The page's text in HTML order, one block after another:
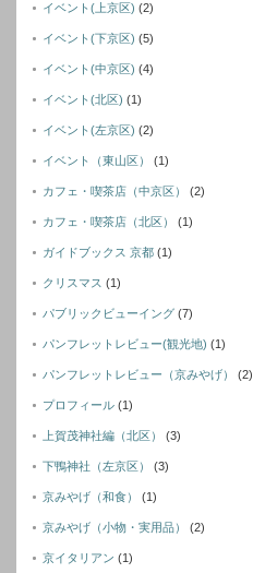
イベント(上京区) (2)
イベント(下京区) (5)
イベント(中京区) (4)
イベント(北区) (1)
イベント(左京区) (2)
イベント（東山区） (1)
カフェ・喫茶店（中京区） (2)
カフェ・喫茶店（北区） (1)
ガイドブックス 京都 (1)
クリスマス (1)
パブリックビューイング (7)
パンフレットレビュー(観光地) (1)
パンフレットレビュー（京みやげ） (2)
プロフィール (1)
上賀茂神社編（北区） (3)
下鴨神社（左京区） (3)
京みやげ（和食） (1)
京みやげ（小物・実用品） (2)
京イタリアン (1)